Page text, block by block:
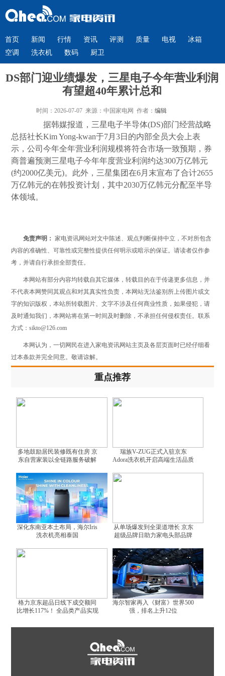
首页 新闻 行情 资讯 评测 质量 电视
冰箱
空调
洗衣机 数码 厨卫
DS部门迎业绩爆发，三星电子今年营业利润
有望超40年累计总和
时间：2026-07-07 来源：中国家电网 作者： 编辑
据韩媒报道，三星电子半导体(DS)部门经营战略
总括社长Kim Yong-kwan于7月3日的内部全员大会上表
示，公司今年全年营业利润规模将符合市场一致预期，券
商普遍预测三星电子今年年度营业利润约达300万亿韩元
(约2000亿美元)。此外，三星集团在6月末宣布了合计2655
万亿韩元的在韩投资计划，其中2030万亿韩元分配至半导
体领域。
免责声明： 家电资讯网站对文中陈述、观点判断保持中立，不对所包含
内容的准确性、可靠性或完整性提供任何明示或暗示的保证。请读者仅作参
考，并请自行承担全部责任。
本网站有部分内容均转载自其它媒体，转载目的在于传递更多信息，并
不代表本网赞同其观点和对其真实性负责，本网站无法鉴别所上传图片或文
字的知识版权，本站所转载图片、文字不涉及任何商业性质，如果侵犯，请
及时通知我们，本网站将在第一时间及时删除，不承担任何侵权责任。联系
方式：sikto@126.com
本网认为，一切网民在进入家电资讯网站主页及各层页面时已经仔细看
过本条款并完全同意。敬请谅解。
重点推荐
多地鼓励居民装修既有住房 京
东自营家装以全链路服务破解
瑞族V-ZUG正式入驻京东
Adora洗衣机开启高端生活品质
深化东南亚本土布局，海尔Iris
洗衣机亮相泰国
从单场爆发到全渠道增长 京东
超级品牌日助力家电头部品牌
格力京东超品日线下成交额同
比增长117%！ 全品类产品实现
海尔智家再入《财富》世界500
强，排名上升12位